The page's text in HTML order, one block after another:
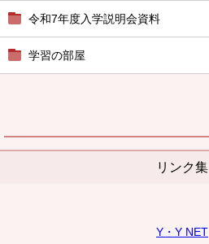
令和7年度入学説明会資料
学習の部屋
リンク集
Y・Y NET